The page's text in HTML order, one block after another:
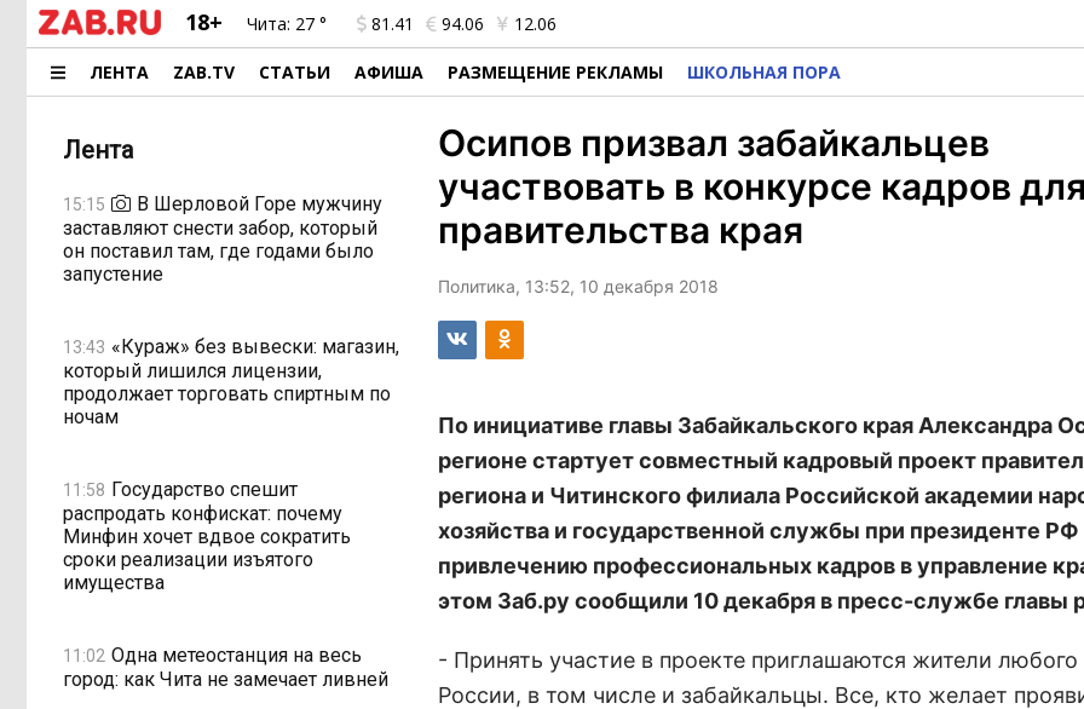
18+ Чита: 27 ° 81.41 94.06 12.06
ЛЕНТА ZAB.TV СТАТЬИ АФИША РАЗМЕЩЕНИЕ РЕКЛАМЫ ШКОЛЬНАЯ ПОРА
Лента
15:15
В Шерловой Горе мужчину
заставляют снести забор, который
он поставил там, где годами было
запустение
13:43 «Кураж» без вывески: магазин,
который лишился лицензии,
продолжает торговать спиртным по
ночам
11:58 Государство спешит
распродать конфискат: почему
Минфин хочет вдвое сократить
сроки реализации изъятого
имущества
11:02 Одна метеостанция на весь
город: как Чита не замечает ливней
Осипов призвал забайкальцев
участвовать в конкурсе кадров
правительства края
Политика, 13:52, 10 декабря 2018
По инициативе главы Забайкальского края Александра
регионе стартует совместный кадровый проект
региона и Читинского филиала Российской академии
хозяйства и государственной службы при президенте РФ
привлечению профессиональных кадров в управление
этом Заб.ру сообщили 10 декабря в пресс-службе главы
- Принять участие в проекте приглашаются жители любого
России, в том числе и забайкальцы. Все, кто желает